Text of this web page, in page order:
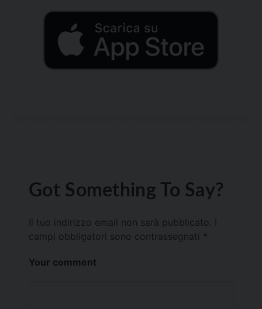
Got Something To Say?
Il tuo indirizzo email non sarà pubblicato.
campi obbligatori sono contrassegnati *
Your comment